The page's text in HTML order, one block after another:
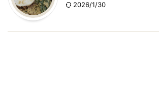
2026/1/30